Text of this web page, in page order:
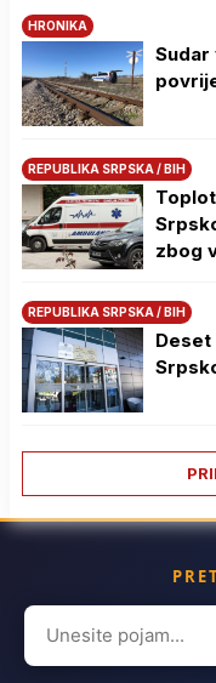
HRONIKA
Sudar
REPUBLIKA SRPSKA / BIH
zbog
REPUBLIKA SRPSKA / BIH
Deset
Search
for: